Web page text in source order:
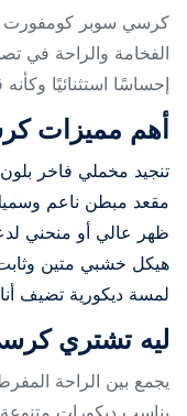
كرسي سوبر كومفورت
الفخامة والراحة في
إحساسًا استثنائيًا
أهم مميزات
تنجيد مخملي فاخر
مقعد مبطن ناعم
ظهر عالي أو منحني
هيكل خشبي متين
لمسة ديكورية تضيف
ليه تشتري
يجمع بين الراحة